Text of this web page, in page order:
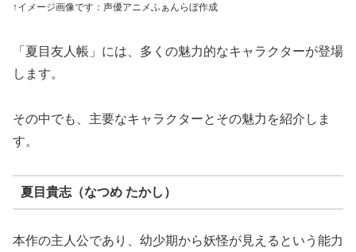
↑イメージ画像です：声優アニメふぁんらぼ作成
「夏目友人帳」には、多くの魅力的なキャラクターが登場
します。
その中でも、主要なキャラクターとその魅力を紹介しま
す。
夏目貴志（なつめ たかし）
本作の主人公であり、幼少期から妖怪が見えるという能力